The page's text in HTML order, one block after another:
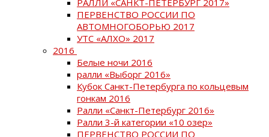
ПЕРВЕНСТВО РОССИИ ПО
АВТОМНОГОБОРЬЮ 2017
УТС «АЛХО» 2017
2016
Белые ночи 2016
ралли «Выборг 2016»
Кубок Санкт-Петербурга по кольцевым
гонкам 2016
Ралли «Санкт-Петербург 2016»
Ралли 3-й категории «10 озер»
ПЕРВЕНСТВО РОССИИ ПО